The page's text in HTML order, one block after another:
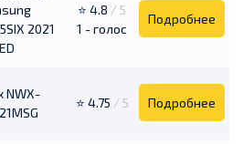
2021
⭐ 4.8 / 5
1 - голос
Подробнее
NWX-
⭐ 4.75 / 5 Подробнее